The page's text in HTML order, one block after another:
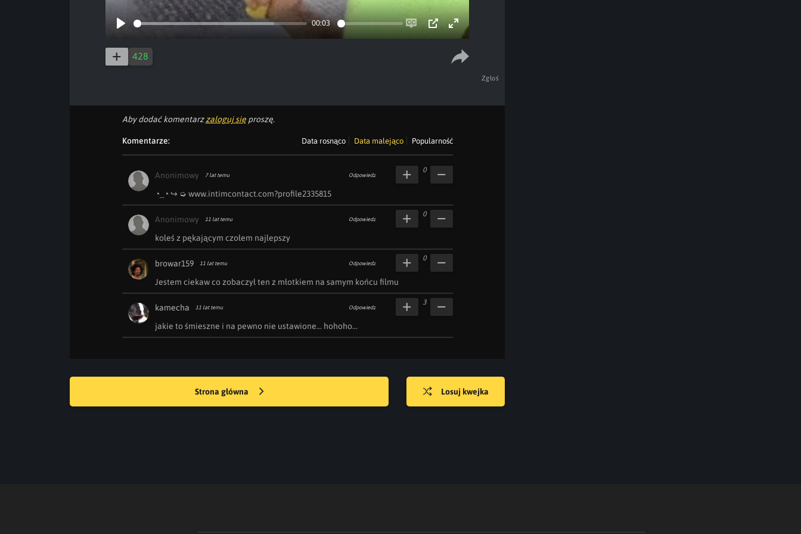
00:03
Enable
Enter
fullscreen
428
Zgłoś
Aby dodać komentarzzaloguj sięproszę.
Komentarze: Data rosnąco Data malejąco Popularność
Anonimowy 7 lat temu Odpowiedz
◔_◔ ︀↪ ︀➭ www.i︀n︀t︀i︀m︀c︀o︀n︀t︀a︀c︀t︀.︀c︀o︀m︀?︀p︀r︀o︀f︀i︀l︀e︀2335815
0
Anonimowy 11 lat temu Odpowiedz
koleś z pękającym czołem najlepszy
0
browar159 11 lat temu Odpowiedz
Jestem ciekaw co zobaczył ten z młotkiem na samym końcu filmu
0
kamecha 11 lat temu Odpowiedz
jakie to śmieszne i na pewno nie ustawione... hohoho...
3
Strona główna Losuj kwejka